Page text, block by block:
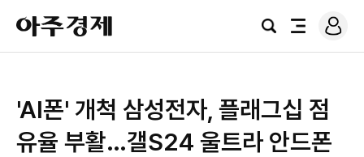
아
주
경
검
전
로
그
'AI폰' 개척 삼성전자, 플래그십 점
유율 부활…갤S24 울트라 안드폰